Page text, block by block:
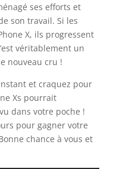
ses efforts et
son travail. Si les
X, ils progressent
véritablement un
nouveau cru !
et craquez pour
Xs pourrait
dans votre poche !
pour gagner votre
chance à vous et